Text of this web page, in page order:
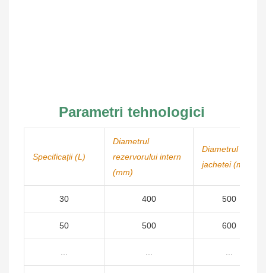
Parametri tehnologici
Specificații (L)
Diametrul
rezervorului intern
(mm)
Diametrul
jachetei (mm)
30 400 500
50 500 600